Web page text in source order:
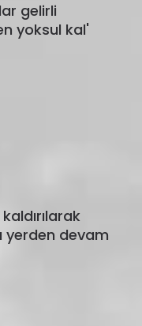
gelirli
yoksul kal'
yerden devam